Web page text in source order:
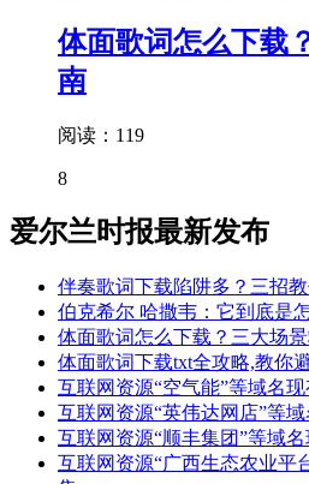
体面歌词怎么下载
南
阅读：119
8
爱尔兰时报最新发布
伴奏歌词下载陷阱多？三招
伯克希尔 哈撒韦：它到底是
体面歌词怎么下载？三大场
体面歌词下载txt全攻略,教你
互联网资源“空气能”等域名
互联网资源“英伟达网店”等
互联网资源“顺丰集团”等域
互联网资源“广西生态农业平